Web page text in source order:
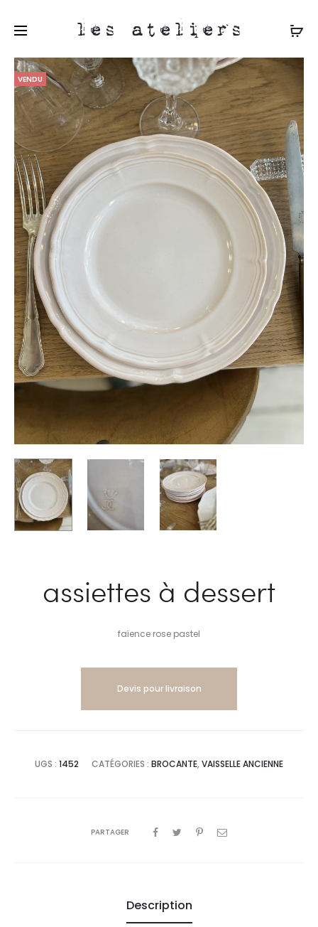
les ateliers
VENDU
assiettes à dessert
faïence rose pastel
Devis pour livraison
UGS : 1452 CATÉGORIES : BROCANTE, VAISSELLE ANCIENNE
PARTAGER
Description